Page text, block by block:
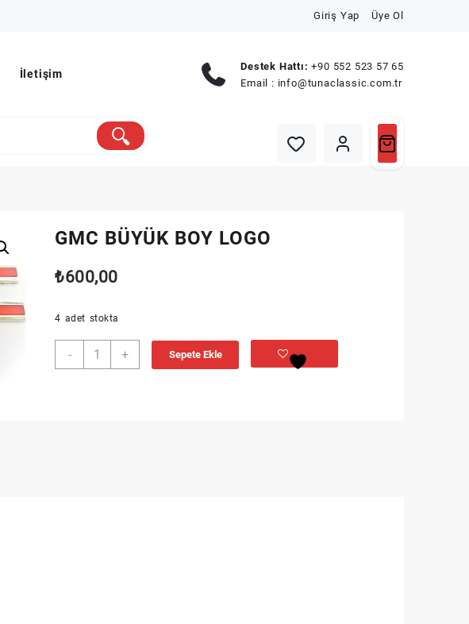
Giriş Yap Üye Ol
İletişim
Destek Hattı: +90 552 523 57 65
Email : info@tunaclassic.com.tr
GMC BÜYÜK BOY LOGO
₺600,00
4 adet stokta
-
GMC
+ Sepete Ekle